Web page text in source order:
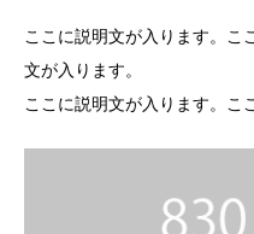
ここに説明文が入ります。こ
文が入ります。
ここに説明文が入ります。こ